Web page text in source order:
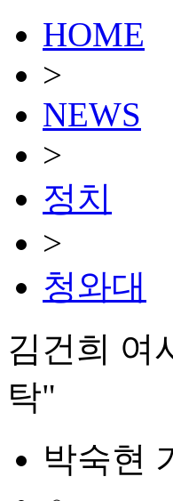
HOME
>
NEWS
>
정치
>
청와대
김건희 여
탁"
박숙현